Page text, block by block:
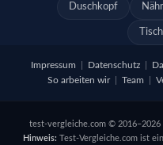
Duschkopf
Impressum Datenschutz
So arbeiten wir
Team
test-vergleiche.com © 2016–2026
Hinweis: Test-Vergleiche.com ist